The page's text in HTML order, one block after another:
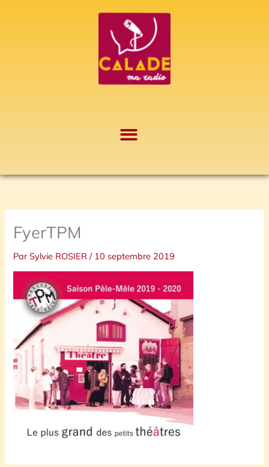
FyerTPM
ParSylvie ROSIER/ 10 septembre 2019